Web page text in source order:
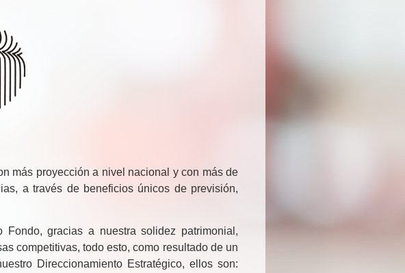
más proyección a nivel nacional y con más de
a través de beneficios únicos de previsión,
gracias a nuestra solidez patrimonial,
competitivas, todo esto, como resultado de un
Direccionamiento Estratégico, ellos son: